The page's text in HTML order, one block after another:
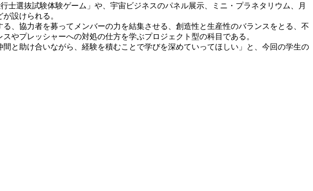
選抜試験体験ゲーム」や、宇宙ビジネスのパネル展示、ミニ・プラネタリウム、月
設けられる。
、協力者を募ってメンバーの力を結集させる、創造性と生産性のバランスをとる、不
やプレッシャーへの対処の仕方を学ぶプロジェクト型の科目である。
と助け合いながら、経験を積むことで学びを深めていってほしい」と、今回の学生の